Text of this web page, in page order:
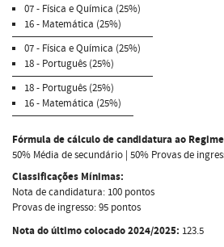
07 - Física e Química (25%)
16 - Matemática (25%)
07 - Física e Química (25%)
18 - Português (25%)
18 - Português (25%)
16 - Matemática (25%)
Fórmula de cálculo de candidatura ao Regime
50% Média de secundário | 50% Provas de
Classificações Mínimas:
Nota de candidatura: 100 pontos
Provas de ingresso: 95 pontos
Nota do último colocado 2024/2025: 123.5